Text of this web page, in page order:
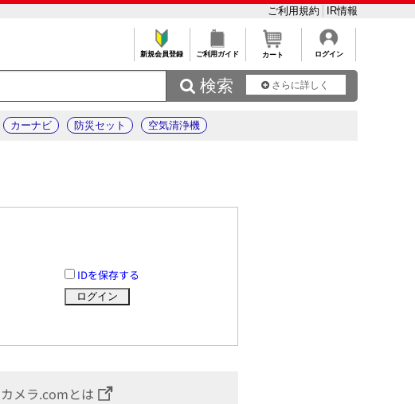
ご利用規約 IR情報
新規会員登録 ご利用ガイド カート ログイン
 検索 さらに詳しく
カーナビ 防災セット 空気清浄機
IDを保存する
メラ.comとは